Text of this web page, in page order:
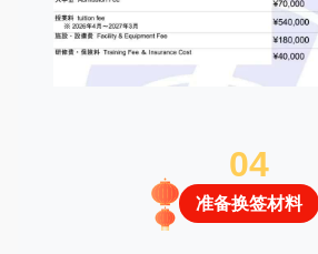
04
准备换签材料